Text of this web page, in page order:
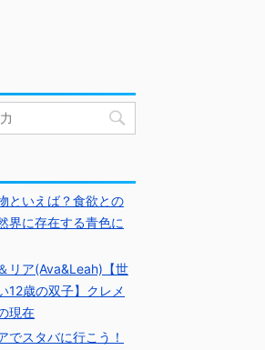
といえば？食欲との
界に存在する青色に
リア(Ava&Leah)【世
12歳の双子】クレメ
現在
でスタバに行こう！